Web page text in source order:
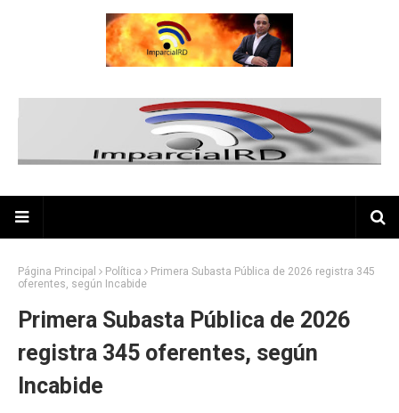
Página Principal Política
Primera Subasta Pública de 2026 registra 345
oferentes, según Incabide
Primera Subasta Pública de 2026
registra 345 oferentes, según
Incabide